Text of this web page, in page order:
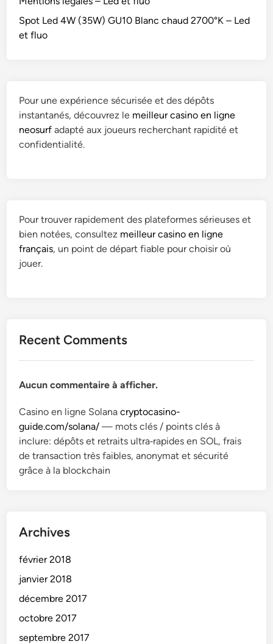
Spot Led 4W (35W) GU10 Blanc chaud 2700°K – Led
et fluo
Pour une expérience sécurisée et des dépôts
instantanés, découvrez le meilleur casino en ligne
neosurf adapté aux joueurs recherchant rapidité et
confidentialité.
Pour trouver rapidement des plateformes sérieuses et
bien notées, consultez meilleur casino en ligne
français, un point de départ fiable pour choisir où
jouer.
Recent Comments
Aucun commentaire à afficher.
Casino en ligne Solanacryptocasino-
guide.com/solana/ — mots clés / points clés à
inclure: dépôts et retraits ultra‑rapides en SOL, frais
de transaction très faibles, anonymat et sécurité
grâce à la blockchain
Archives
février 2018
janvier 2018
décembre 2017
octobre 2017
septembre 2017